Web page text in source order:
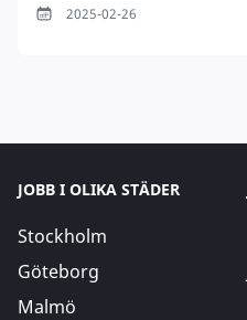
2025-02-26
JOBB I OLIKA STÄDER
Stockholm
Göteborg
Malmö